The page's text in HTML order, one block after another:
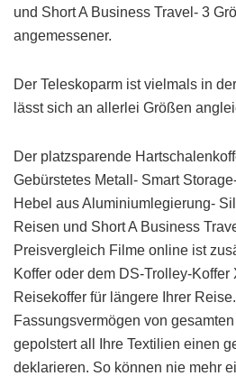
und Short A Business Travel- 3
angemessener.
Der Teleskoparm ist vielmals in
lässt sich an allerlei Größen
Der platzsparende
Gebürstetes Metall- Smart
Hebel aus Aluminiumlegierung-
Reisen und Short A Business
Preisvergleich Filme online ist
Koffer oder dem DS-Trolley-
Reisekoffer für längere Ihrer
Fassungsvermögen von
gepolstert all Ihre Textilien einen
deklarieren. So können nie mehr